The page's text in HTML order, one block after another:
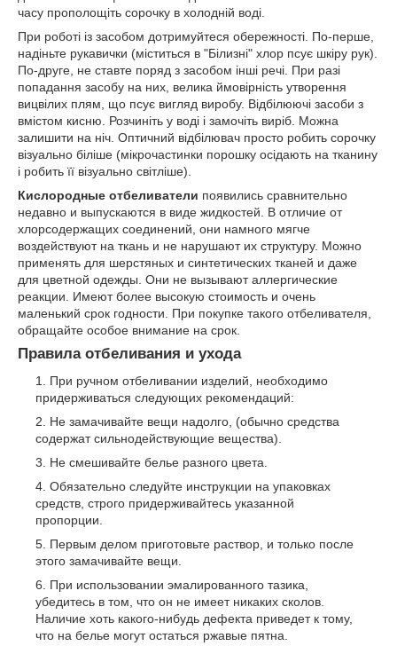
часу прополощіть сорочку в холодній воді.
При роботі із засобом дотримуйтеся обережності. По-перше,
надіньте рукавички (міститься в "Білизні" хлор псує шкіру рук).
По-друге, не ставте поряд з засобом інші речі. При разі
попадання засобу на них, велика ймовірність утворення
вицвілих плям, що псує вигляд виробу. Відбілюючі засоби з
вмістом кисню. Розчиніть у воді і замочіть виріб. Можна
залишити на ніч. Оптичний відбілювач просто робить сорочку
візуально біліше (мікрочастинки порошку осідають на тканину
і робить її візуально світліше).
Кислородные отбеливатели появились сравнительно
недавно и выпускаются в виде жидкостей. В отличие от
хлорсодержащих соединений, они намного мягче
воздействуют на ткань и не нарушают их структуру. Можно
применять для шерстяных и синтетических тканей и даже
для цветной одежды. Они не вызывают аллергические
реакции. Имеют более высокую стоимость и очень
маленький срок годности. При покупке такого отбеливателя,
обращайте особое внимание на срок.
Правила отбеливания и ухода
При ручном отбеливании изделий, необходимо
придерживаться следующих рекомендаций:
Не замачивайте вещи надолго, (обычно средства
содержат сильнодействующие вещества).
Не смешивайте белье разного цвета.
Обязательно следуйте инструкции на упаковках
средств, строго придерживайтесь указанной
пропорции.
Первым делом приготовьте раствор, и только после
этого замачивайте вещи.
При использовании эмалированного тазика,
убедитесь в том, что он не имеет никаких сколов.
Наличие хоть какого-нибудь дефекта приведет к тому,
что на белье могут остаться ржавые пятна.